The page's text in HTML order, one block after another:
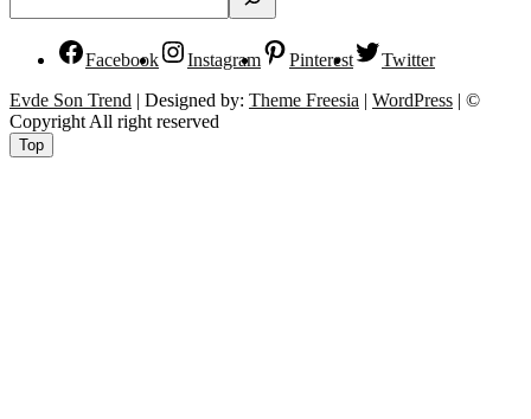
Facebook Instagram Pinterest
Twitter
Evde Son Trend | Designed by: Theme Freesia | WordPress | ©
Copyright All right reserved
Top